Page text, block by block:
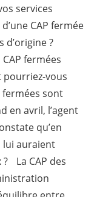
services
CAP fermée
d’origine ?
fermées
vous
fermées sont
en avril, l’agent
qu’en
lui auraient
La CAP des